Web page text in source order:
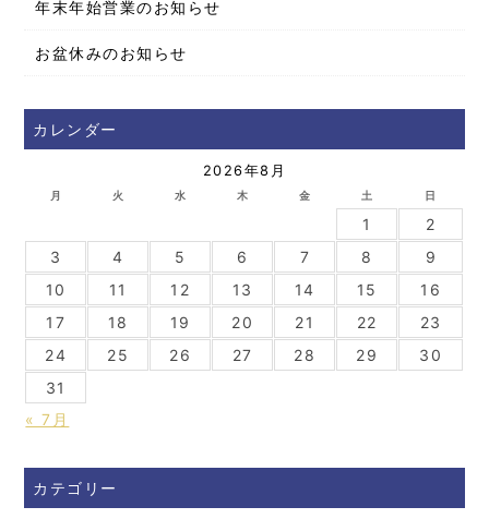
年末年始営業のお知らせ
お盆休みのお知らせ
カレンダー
2026年8月
月 火 水 木 金 土 日
« 7月
1
2
3
4 5 6 7 8
9
10
11 12 13 14 15
16
17
18 19 20 21 22
23
24
25 26 27 28 29
30
31
カテゴリー